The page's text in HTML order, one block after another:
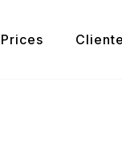
Prices